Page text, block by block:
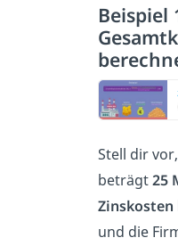
Beispiel
Stell dir
beträgt25
Zinskosten
und die